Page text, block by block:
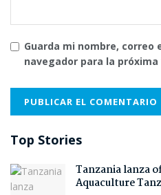
Guarda mi nombre, correo
navegador para la
Top Stories
Tanzania lanza
Aquaculture